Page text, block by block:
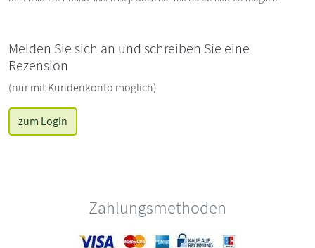
Melden Sie sich an und schreiben Sie eine
Rezension
(nur mit Kundenkonto möglich)
zum Login
Zahlungsmethoden